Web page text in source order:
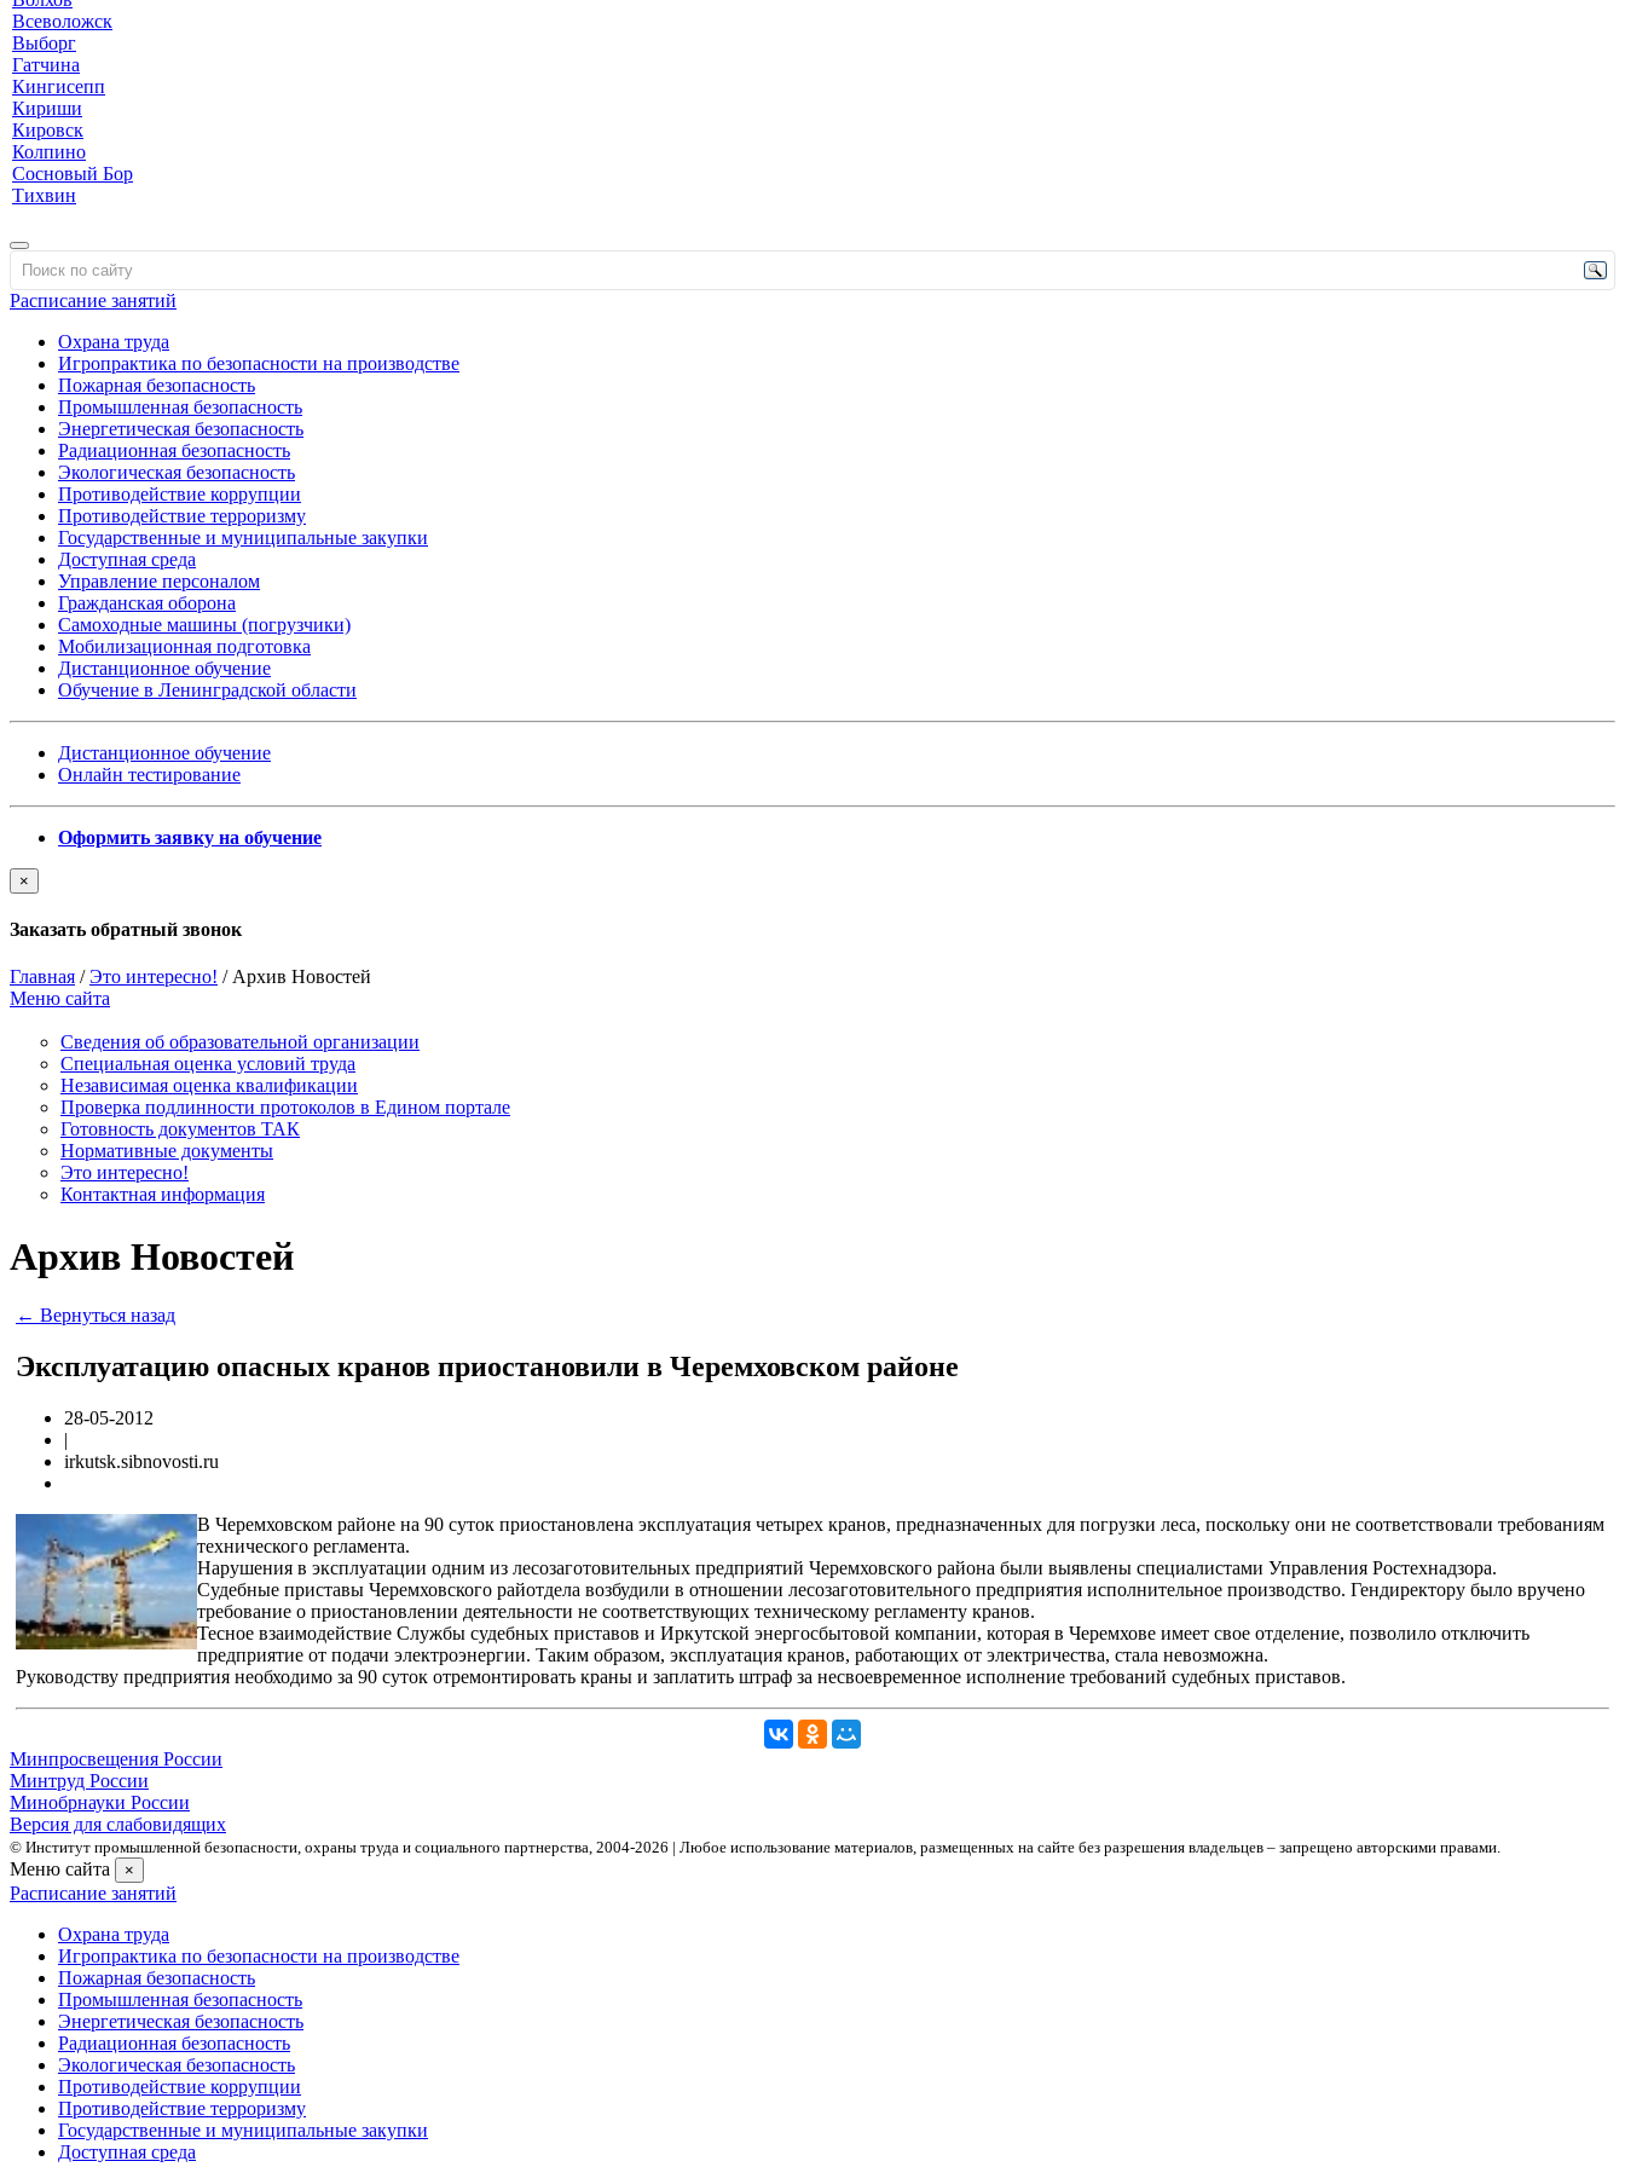
Всеволожск
Выборг
Гатчина
Кингисепп
Кириши
Кировск
Колпино
Сосновый Бор
Тихвин
Расписание занятий
Охрана труда
Игропрактика по безопасности на производстве
Пожарная безопасность
Промышленная безопасность
Энергетическая безопасность
Радиационная безопасность
Экологическая безопасность
Противодействие коррупции
Противодействие терроризму
Государственные и муниципальные закупки
Доступная среда
Управление персоналом
Гражданская оборона
Самоходные машины (погрузчики)
Мобилизационная подготовка
Дистанционное обучение
Обучение в Ленинградской области
Дистанционное обучение
Онлайн тестирование
Оформить заявку на обучение
×
Заказать обратный звонок
Главная /Это интересно! / Архив Новостей
Меню сайта
Сведения об образовательной организации
Cпециальная оценка условий труда
Независимая оценка квалификации
Проверка подлинности протоколов в Едином портале
Готовность документов ТАК
Нормативные документы
Это интересно!
Контактная информация
Архив Новостей
← Вернуться назад
Эксплуатацию опасных кранов приостановили в Черемховском районе
28-05-2012
|
irkutsk.sibnovosti.ru
В Черемховском районе на 90 суток приостановлена эксплуатация четырех кранов, предназначенных для погрузки леса, поскольку они не соответствовали требованиям
технического регламента.
Нарушения в эксплуатации одним из лесозаготовительных предприятий Черемховского района были выявлены специалистами Управления Ростехнадзора.
Судебные приставы Черемховского райотдела возбудили в отношении лесозаготовительного предприятия исполнительное производство. Гендиректору было вручено
требование о приостановлении деятельности не соответствующих техническому регламенту кранов.
Тесное взаимодействие Службы судебных приставов и Иркутской энергосбытовой компании, которая в Черемхове имеет свое отделение, позволило отключить
предприятие от подачи электроэнергии. Таким образом, эксплуатация кранов, работающих от электричества, стала невозможна.
Руководству предприятия необходимо за 90 суток отремонтировать краны и заплатить штраф за несвоевременное исполнение требований судебных приставов.
Минпросвещения России
Минтруд России
Минобрнауки России
Версия для слабовидящих
© Институт промышленной безопасности, охраны труда и социального партнерства, 2004- 2026 | Любое использование материалов, размещенных на сайте без разрешения владельцев – запрещено авторскими правами.
Меню сайта ×
Расписание занятий
Охрана труда
Игропрактика по безопасности на производстве
Пожарная безопасность
Промышленная безопасность
Энергетическая безопасность
Радиационная безопасность
Экологическая безопасность
Противодействие коррупции
Противодействие терроризму
Государственные и муниципальные закупки
Доступная среда